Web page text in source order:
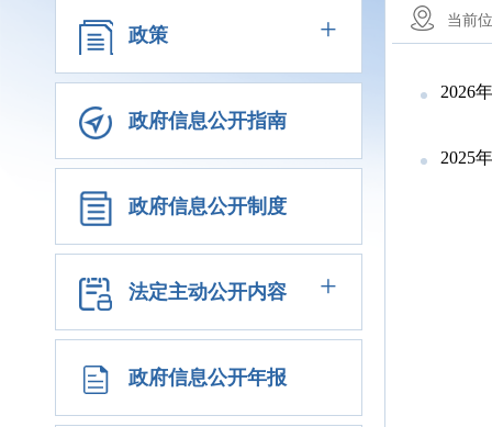
政策 +
政府信息公开指南
政府信息公开制度
法定主动公开内容 +
政府信息公开年报
当前
2026
2025